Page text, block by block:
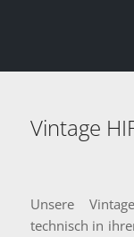
Vintage
Unsere
technisch in